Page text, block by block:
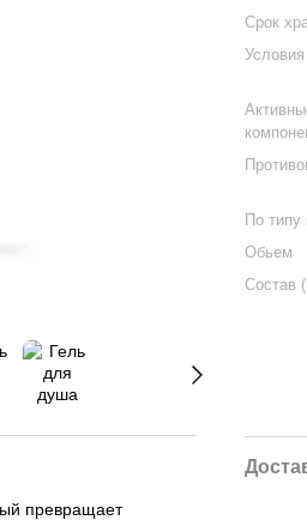
превращает
Срок
По типу
Обьем
Состав